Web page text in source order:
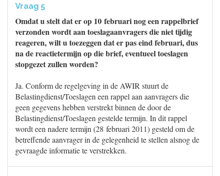
Vraag 5
Omdat u stelt dat er op 10 februari nog een rappelbrief
verzonden wordt aan toeslagaanvragers die niet tijdig
reageren, wilt u toezeggen dat er pas eind februari, dus
na de reactietermijn op die brief, eventueel toeslagen
stopgezet zullen worden?
Ja. Conform de regelgeving in de AWIR stuurt de
Belastingdienst/Toeslagen een rappel aan aanvragers die
geen gegevens hebben verstrekt binnen de door de
Belastingdienst/Toeslagen gestelde termijn. In dit rappel
wordt een nadere termijn (28 februari 2011) gesteld om de
betreffende aanvrager in de gelegenheid te stellen alsnog de
gevraagde informatie te verstrekken.